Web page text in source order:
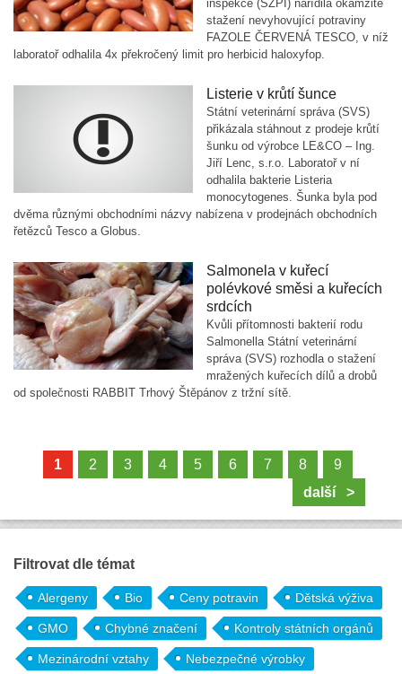
inspekce (SZPI) nařídila okamžité
stažení nevyhovující potraviny
FAZOLE ČERVENÁ TESCO, v níž
laboratoř odhalila 4x překročený limit pro herbicid haloxyfop.
Listerie v krůtí šunce
Státní veterinární správa (SVS)
přikázala stáhnout z prodeje krůtí
šunku od výrobce LE&CO – Ing.
Jiří Lenc, s.r.o. Laboratoř v ní
odhalila bakterie Listeria
monocytogenes. Šunka byla pod
dvěma různými obchodními názvy nabízena v prodejnách obchodních
řetězců Tesco a Globus.
Salmonela v kuřecí
polévkové směsi a kuřecích
srdcích
Kvůli přítomnosti bakterií rodu
Salmonella Státní veterinární
správa (SVS) rozhodla o stažení
mražených kuřecích dílů a drobů
od společnosti RABBIT Trhový Štěpánov z tržní sítě.
1 2 3 4 5 6 7 8
9
další >
Filtrovat dle témat
Alergeny Bio Ceny potravin Dětská výživa
GMO Chybné značení Kontroly státních orgánů
Mezinárodní vztahy Nebezpečné výrobky